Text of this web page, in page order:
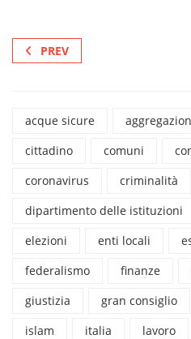
PREV
acque sicure
cittadino
comuni
coronavirus
criminalità
dipartimento delle istituzioni
elezioni
enti locali
federalismo
finanze
giustizia
gran consiglio
islam
italia lavoro